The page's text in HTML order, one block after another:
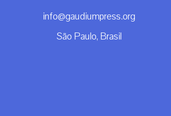
info@gaudiumpress.org
São Paulo, Brasil